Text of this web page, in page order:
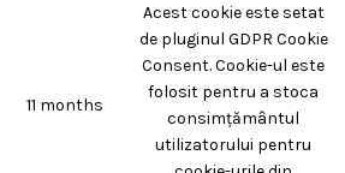
11 months
Acest cookie este setat
de pluginul GDPR Cookie
Consent. Cookie-ul este
folosit pentru a stoca
consimțământul
utilizatorului pentru